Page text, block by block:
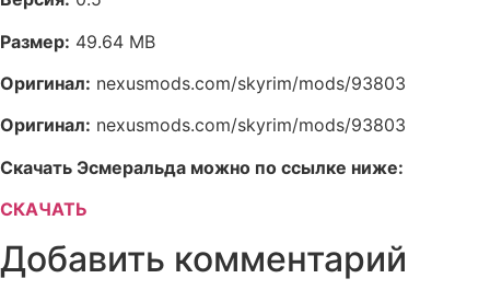
Размер: 49.64 MB
Оригинал: nexusmods.com/skyrim/mods/93803
Оригинал: nexusmods.com/skyrim/mods/93803
Скачать Эсмеральда можно по ссылке ниже:
СКАЧАТЬ
Добавить комментарий